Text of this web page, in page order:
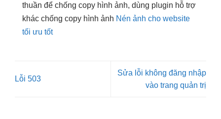
thuần để chống copy hình ảnh, dùng plugin hỗ trợ
khác chống copy hình ảnh Nén ảnh cho website
tối ưu tốt
Lỗi 503
Sửa lỗi không đăng nhập
vào trang quản trị